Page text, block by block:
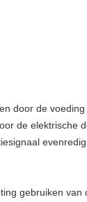
door de voeding
de elektrische
gebruiken van